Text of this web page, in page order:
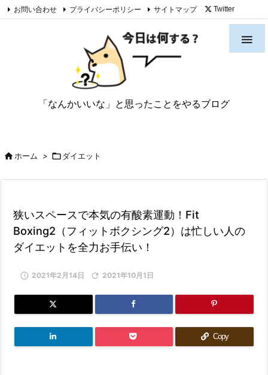
「なんかいいな」と思ったことをやるブログ

お問い合わせ プライバシーポリシー サイトマップ Twitter
ホーム > ダイエット
狭いスペースで本気の有酸素運動！Fit
Boxing2（フィットボクシング2）は忙しい人の
ダイエットを全力お手伝い！
 2021年2月14日  2021年10月1日
Copy